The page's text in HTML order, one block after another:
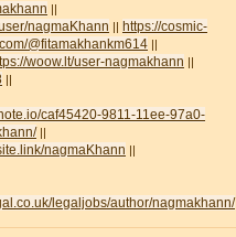
||
nagmaKhann || https://cosmic-
@fitamakhankm614 ||
woow.lt/user-nagmakhann ||
||
caf45420-9811-11ee-97a0-
||
nagmaKhann ||
legaljobs/author/nagmakhann/